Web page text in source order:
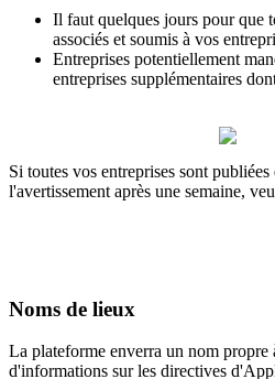
Il faut quelques jours pour que
associés et soumis à vos
Entreprises potentiellement
entreprises supplémentaires
Si toutes vos entreprises sont
l'avertissement après une semaine,
Noms de lieux
La plateforme enverra un nom
d'informations sur les directives